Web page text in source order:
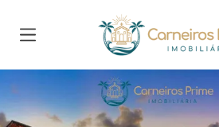
Página inicial